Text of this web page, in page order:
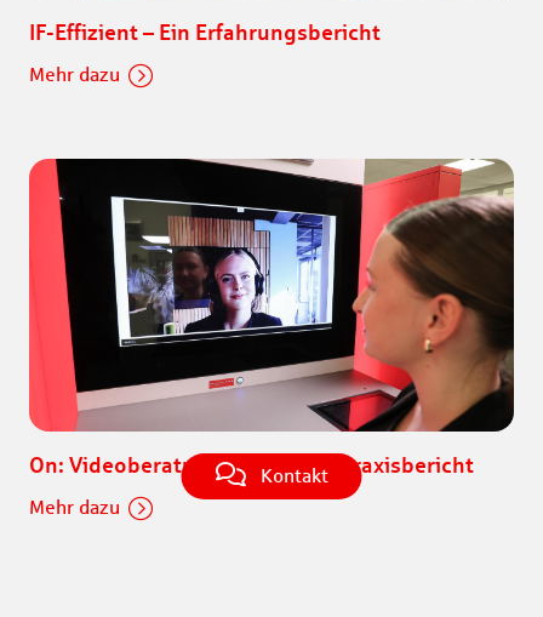
Kontakt
IF-Effizient – Ein Erfahrungsbericht
Mehr dazu
On: Videoberatungsterminal – Praxisbericht
Mehr dazu